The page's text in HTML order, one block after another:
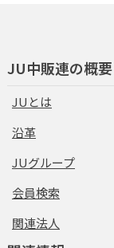
JU中販連の概要
JUとは
沿革
JUグループ
会員検索
関連法人